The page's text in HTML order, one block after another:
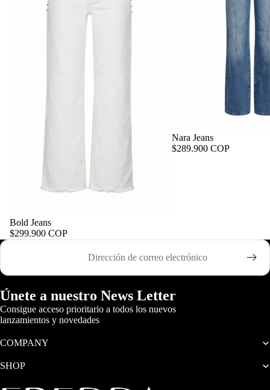
Bold Jeans
$299.900 COP
Nara Jeans
$289.900 COP
Correo electrónico
Únete a nuestro News Letter
Consigue acceso prioritario a todos los nuevos
lanzamientos y novedades
COMPANY
SHOP